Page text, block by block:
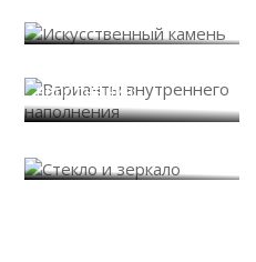
наполнения